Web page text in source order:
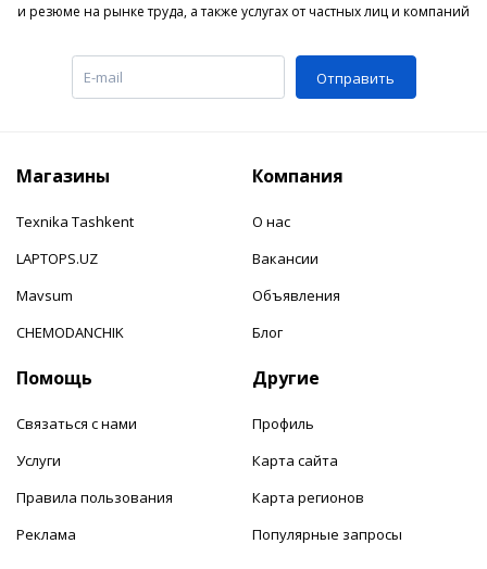
и резюме на рынке труда, а также услугах от частных лиц и компаний
Отправить
Магазины
Texnika Tashkent
LAPTOPS.UZ
Mavsum
CHEMODANCHIK
Компания
О нас
Вакансии
Объявления
Блог
Помощь
Связаться с нами
Услуги
Правила пользования
Реклама
Другие
Профиль
Карта сайта
Карта регионов
Популярные запросы